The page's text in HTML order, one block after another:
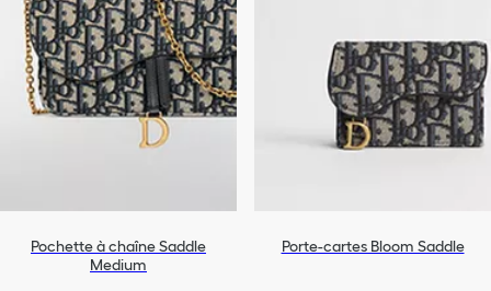
Pochette à chaîne Saddle
Medium
Porte-cartes Bloom Saddle